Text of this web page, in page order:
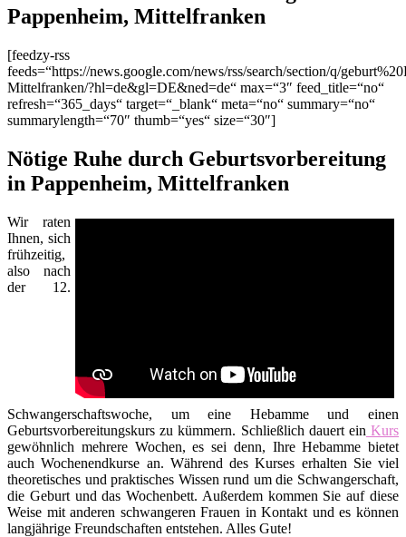
Pappenheim, Mittelfranken
[feedzy-rss
feeds=“https://news.google.com/news/rss/search/section/q/
Mittelfranken/?hl=de&gl=DE&ned=de“ max=“3″ feed_title=“no“
refresh=“365_days“ target=“_blank“ meta=“no“ summary=“no“
summarylength=“70″ thumb=“yes“ size=“30″]
Nötige Ruhe durch Geburtsvorbereitung
in Pappenheim, Mittelfranken
Wir raten
Ihnen, sich
frühzeitig,
also nach
der 12.
Schwangerschaftswoche, um eine Hebamme und einen
Geburtsvorbereitungskurs zu kümmern. Schließlich dauert ein Kurs
gewöhnlich mehrere Wochen, es sei denn, Ihre Hebamme bietet
auch Wochenendkurse an. Während des Kurses erhalten Sie viel
theoretisches und praktisches Wissen rund um die Schwangerschaft,
die Geburt und das Wochenbett. Außerdem kommen Sie auf diese
Weise mit anderen schwangeren Frauen in Kontakt und es können
langjährige Freundschaften entstehen. Alles Gute!